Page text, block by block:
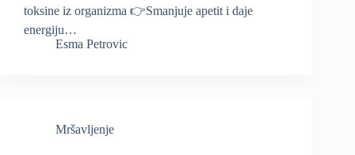
toksine iz organizma 👉Smanjuje apetit i daje
energiju…
Esma Petrovic
Mršavljenje